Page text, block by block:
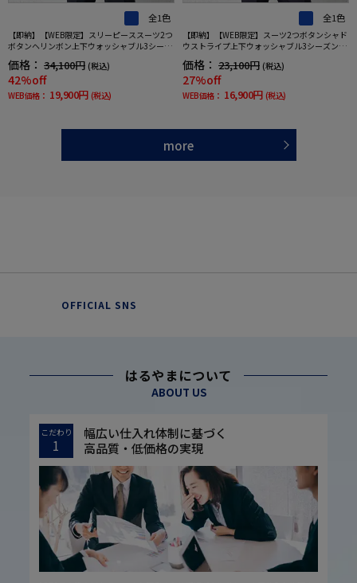
全1色
【即納】【WEB限定】スリーピーススーツ2つ
ボタンヘリンボン上下ウォッシャブル3シーズ
価格： 34,100円 (税込)
42%off
WEB価格： 19,900円 (税込)
全1色
【即納】【WEB限定】スーツ2つボタンシャド
ウストライプ上下ウォッシャブル3シーズン対
価格： 23,100円 (税込)
27%off
WEB価格： 16,900円 (税込)
more
OFFICIAL SNS
はるやまについて
ABOUT US
こだわり
1
幅広い仕入れ体制に基づく
高品質・低価格の実現